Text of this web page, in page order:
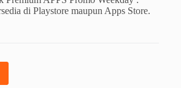
di Playstore maupun Apps Store.